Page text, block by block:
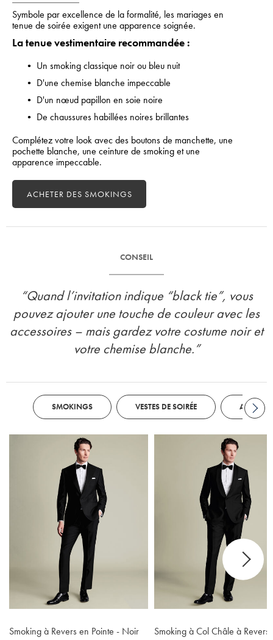
Symbole par excellence de la formalité, les mariages en
tenue de soirée exigent une apparence soignée.
La tenue vestimentaire recommandée :
• Un smoking classique noir ou bleu nuit
• D'une chemise blanche impeccable
• D'un nœud papillon en soie noire
• De chaussures habillées noires brillantes
Complétez votre look avec des boutons de manchette, une
pochette blanche, une ceinture de smoking et une
apparence impeccable.
ACHETER DES SMOKINGS
CONSEIL
“Quand l’invitation indique “black tie”, vous
pouvez ajouter une touche de couleur avec les
accessoires – mais gardez votre costume noir et
votre chemise blanche.”
SMOKINGS VESTES DE SOIRÉE
Smoking à Revers en Pointe - Noir
Smoking à Col Châle à Revers